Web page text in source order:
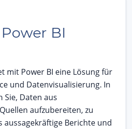
BI
mit Power BI eine Lösung für
und Datenvisualisierung. In
Sie, Daten aus
aufzubereiten, zu
aussagekräftige Berichte und